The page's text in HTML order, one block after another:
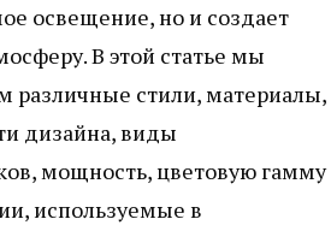
освещение, но и создает
В этой статье мы
различные стили, материалы,
дизайна, виды
мощность, цветовую гамму
используемые в